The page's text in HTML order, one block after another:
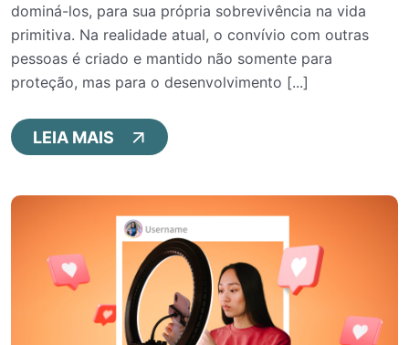
dominá-los, para sua própria sobrevivência na vida
primitiva. Na realidade atual, o convívio com outras
pessoas é criado e mantido não somente para
proteção, mas para o desenvolvimento [...]
LEIA MAIS